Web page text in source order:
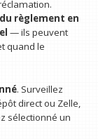
règlement en
— ils peuvent
quand le
. Surveillez
direct ou Zelle,
sélectionné un